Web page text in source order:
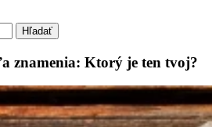
Hľadať
znamenia: Ktorý je ten tvoj?